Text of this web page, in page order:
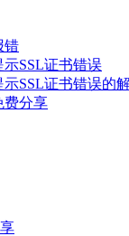
错
示SSL证书错误
示SSL证书错误的
费分享